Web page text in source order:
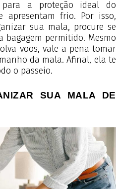
para a proteção ideal do
apresentam frio. Por isso,
sua mala, procure se
bagagem permitido. Mesmo
voos, vale a pena tomar
da mala. Afinal, ela te
o passeio.
SUA MALA DE